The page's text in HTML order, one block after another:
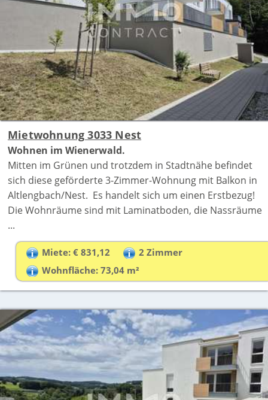
Mietwohnung 3033 Nest
Wohnen im Wienerwald.
Mitten im Grünen und trotzdem in Stadtnähe befindet
sich diese geförderte 3-Zimmer-Wohnung mit Balkon in
Altlengbach/Nest. Es handelt sich um einen Erstbezug!
Die Wohnräume sind mit Laminatboden, die Nassräume
...
Miete: € 831,12
2 Zimmer
Wohnfläche: 73,04 m²